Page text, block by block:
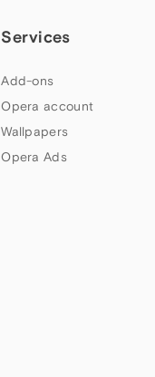
Services
Add-ons
Opera account
Wallpapers
Opera Ads